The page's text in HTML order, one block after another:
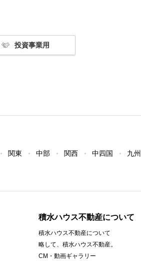
投資事業用
関東 中部 関西 中四国 九州
積水ハウス不動産について
積水ハウス不動産について
略して、積水ハウス不動産。
CM・動画ギャラリー